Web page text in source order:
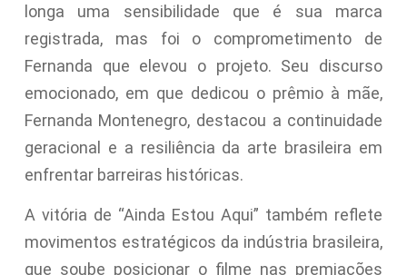
longa uma sensibilidade que é sua marca
registrada, mas foi o comprometimento de
Fernanda que elevou o projeto. Seu discurso
emocionado, em que dedicou o prêmio à mãe,
Fernanda Montenegro, destacou a continuidade
geracional e a resiliência da arte brasileira em
enfrentar barreiras históricas.
A vitória de “Ainda Estou Aqui” também reflete
movimentos estratégicos da indústria brasileira,
que soube posicionar o filme nas premiações